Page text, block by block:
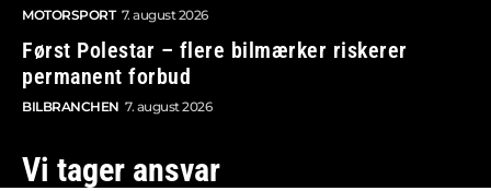
MOTORSPORT 7. august 2026
Først Polestar – flere bilmærker riskerer
permanent forbud
BILBRANCHEN 7. august 2026
Vi tager ansvar